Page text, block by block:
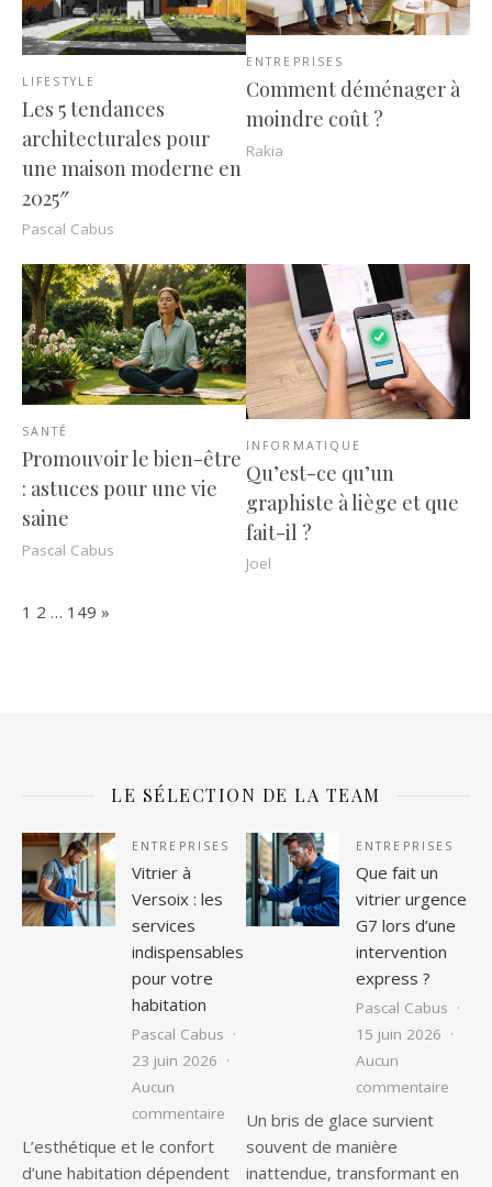
LIFESTYLE
Les 5 tendances
architecturales pour
une maison moderne en
2025″
Pascal Cabus
ENTREPRISES
Comment déménager à
moindre coût ?
Rakia
SANTÉ
Promouvoir le bien-être
: astuces pour une vie
saine
Pascal Cabus
INFORMATIQUE
Qu’est-ce qu’un
graphiste à liège et que
fait-il ?
Joel
Page:
1 2 … 149 Next
»
LE SÉLECTION DE LA TEAM
ENTREPRISES
Vitrier à
Versoix : les
services
indispensables
pour votre
habitation
Pascal Cabus
23 juin 2026
Aucun
commentaire sur Vitrier à Versoix : les services
L’esthétique et le confort
d’une habitation dépendent
ENTREPRISES
Que fait un
vitrier urgence
G7 lors d’une
intervention
express ?
Pascal Cabus
15 juin 2026
Aucun
commentaire
Un bris de glace survient
souvent de manière
inattendue, transformant en